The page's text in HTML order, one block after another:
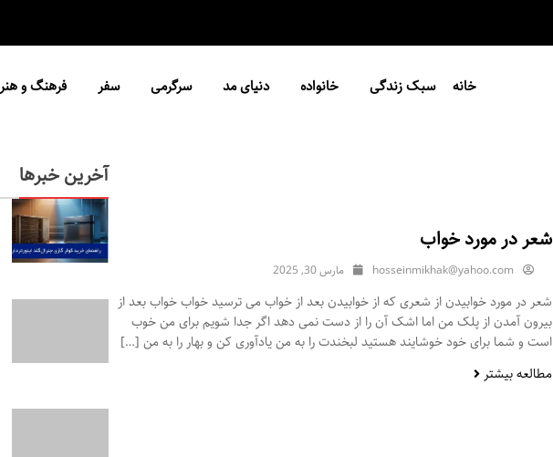
خانه سبک زندگی خانواده دنیای مد سرگرمی سفر فرهنگ و هنر
شعر در مورد خواب
hosseinmikhak@yahoo.com مارس 30, 2025
شعر در مورد خوابیدن از شعری که از خوابیدن بعد از خواب می ترسید خواب خواب بعد از
بیرون آمدن از پلک من اما اشک آن را از دست نمی دهد اگر جدا شویم برای من خوب
است و شما برای خود خوشایند هستید لبخندت را به من یادآوری کن و بهار را به من […]
مطالعه بیشتر
آخرین خبرها